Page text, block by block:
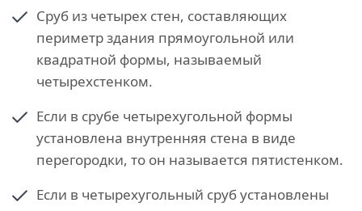
Сруб из четырех стен, составляющих
периметр здания прямоугольной или
квадратной формы, называемый
четырехстенком.
Если в срубе четырехугольной формы
установлена внутренняя стена в виде
перегородки, то он называется пятистенком.
Если в четырехугольный сруб установлены